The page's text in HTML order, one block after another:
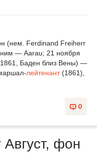
(нем. Ferdinand Freiherr
— Aarau; 21 ноября
Баден близ Вены) —
лейтенант(1861),
0
фон